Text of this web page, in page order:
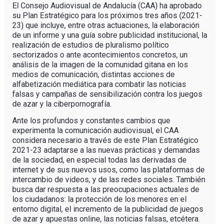
El Consejo Audiovisual de Andalucía (CAA) ha aprobado
su Plan Estratégico para los próximos tres años (2021-
23) que incluye, entre otras actuaciones, la elaboración
de un informe y una guía sobre publicidad institucional, la
realización de estudios de pluralismo político
sectorizados o ante acontecimientos concretos, un
análisis de la imagen de la comunidad gitana en los
medios de comunicación, distintas acciones de
alfabetización mediática para combatir las noticias
falsas y campañas de sensibilización contra los juegos
de azar y la ciberpornografía.
Ante los profundos y constantes cambios que
experimenta la comunicación audiovisual, el CAA
considera necesario a través de este Plan Estratégico
2021-23 adaptarse a las nuevas prácticas y demandas
de la sociedad, en especial todas las derivadas de
internet y de sus nuevos usos, como las plataformas de
intercambio de videos, y de las redes sociales. También
busca dar respuesta a las preocupaciones actuales de
los ciudadanos: la protección de los menores en el
entorno digital, el incremento de la publicidad de juegos
de azar y apuestas online, las noticias falsas, etcétera.